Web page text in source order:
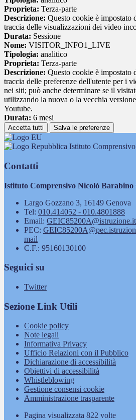
Proprieta: Terza-parte
Descrizione: Questo cookie è impostato
traccia delle visualizzazioni dei video
Durata: Sessione
Nome: VISITOR_INFO1_LIVE
Tipologia: analitico
Proprieta: Terza-parte
Descrizione: Questo cookie è impostato
traccia delle preferenze dell'utente per i
nei siti; può anche determinare se il
utilizzando la nuova o la vecchia
Youtube.
Durata: 6 mesi
Accetta tutti Salva le preferenze
Istituto
Contatti
Istituto Comprensivo Nicolò Barabino
Largo Gozzano 3, 16149 Genova
Tel: 010.414052 - 010.4801888
Email: GEIC85200A@istruzione.it
PEC:
mail
C.F.: 95160130100
Seguici su
Twitter
Sezione Link Utili
Cookie policy
Note legali
Informativa Privacy
Ufficio Relazioni con il Pubblico
Dichiarazione di accessibilità
Obiettivi di accessibilità
Whistleblowing
Gestione consensi cookie
Amministrazione trasparente
Pagina visualizzata 822 volte